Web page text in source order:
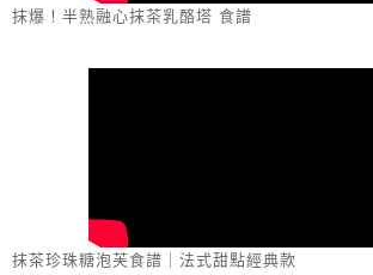
抹爆！半熟融心抹茶乳酪塔 食譜
抹茶珍珠糖泡芙食譜｜法式甜點經典款